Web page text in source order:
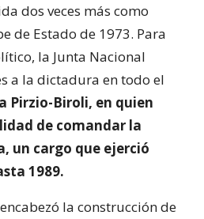
dos veces más como
de Estado de 1973. Para
la Junta Nacional
a la dictadura en todo el
Pirzio-Biroli, en quien
de comandar la
un cargo que ejerció
1989.
la construcción de